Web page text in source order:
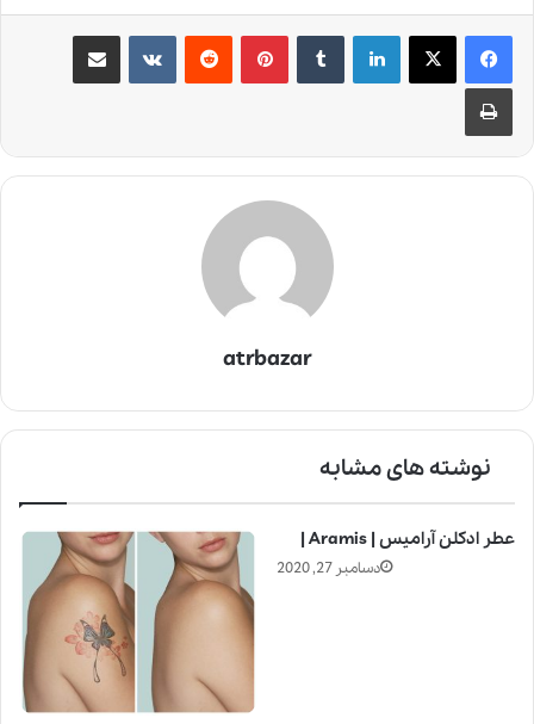
لینکدین ‫تامبلر ‫پین‌ترست‫رددیت ‫VKontakteاشتراک گذاری از طریق ایمیل
چاپ
atrbazar
نوشته های مشابه
عطر ادکلن آرامیس | Aramis |
دسامبر 27, 2020